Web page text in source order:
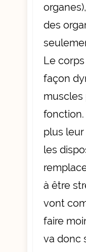
des
Le
façon
muscles
plus
les
à être
vont
faire
va donc